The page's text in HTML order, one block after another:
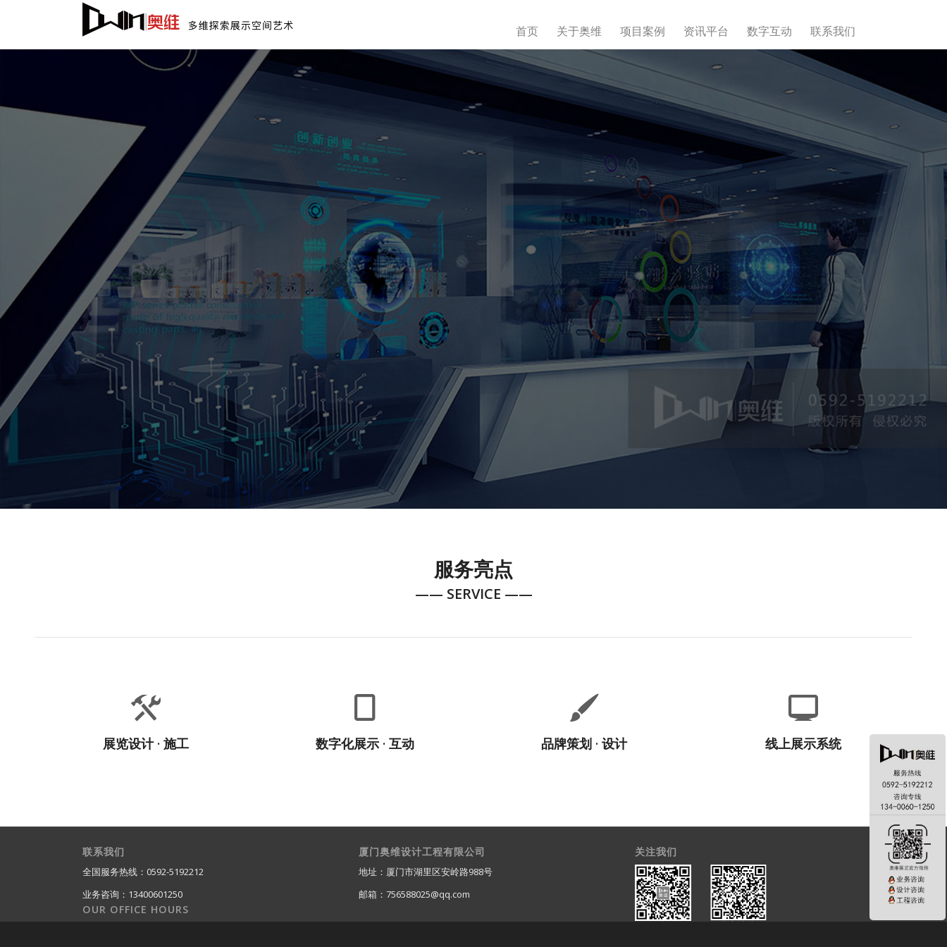
首页 关于奥维 项目案例 资讯平台 数字互动 联系我们
服务亮点
—— SERVICE ——
展览设计 · 施工
展厅/展览/展台 博物馆/
规划馆 企业馆/文化馆/体
验馆 办公室设计
数字化展示 · 互动
片/企业宣传片/活动片 机
器人/中控系统
品牌策划 · 设计
品牌创意/品牌形象规划
线上展示系统
线上展示系统 VR实景克
联系我们
全国服务热线：0592-5192212
业务咨询：13400601250
OUR OFFICE HOURS
厦门奥维设计工程有限公司
地址：厦门市湖里区安岭路988号
邮箱：756588025@qq.com
关注我们